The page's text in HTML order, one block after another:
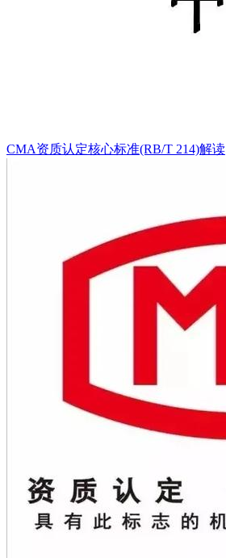
CMA资质认定核心标准(RB/T 214)解读